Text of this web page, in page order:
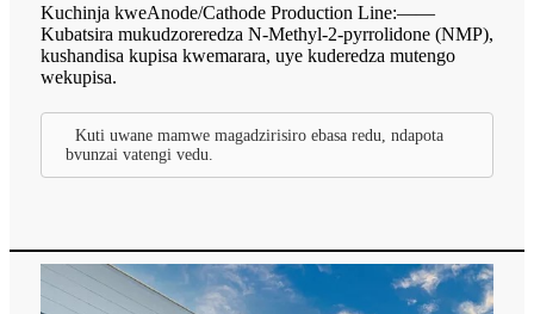
Kuchinja kweAnode/Cathode Production Line:——
Kubatsira mukudzoreredza N-Methyl-2-pyrrolidone (NMP),
kushandisa kupisa kwemarara, uye kuderedza mutengo
wekupisa.
Kuti uwane mamwe magadzirisiro ebasa redu, ndapota
bvunzai vatengi vedu.